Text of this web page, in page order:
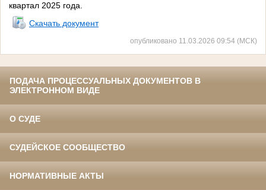
квартал 2025 года.
Скачать документ
опубликовано 11.03.2026 09:54 (МСК)
ПОДАЧА ПРОЦЕССУАЛЬНЫХ ДОКУМЕНТОВ В
ЭЛЕКТРОННОМ ВИДЕ
О СУДЕ
СУДЕЙСКОЕ СООБЩЕСТВО
НОРМАТИВНЫЕ АКТЫ